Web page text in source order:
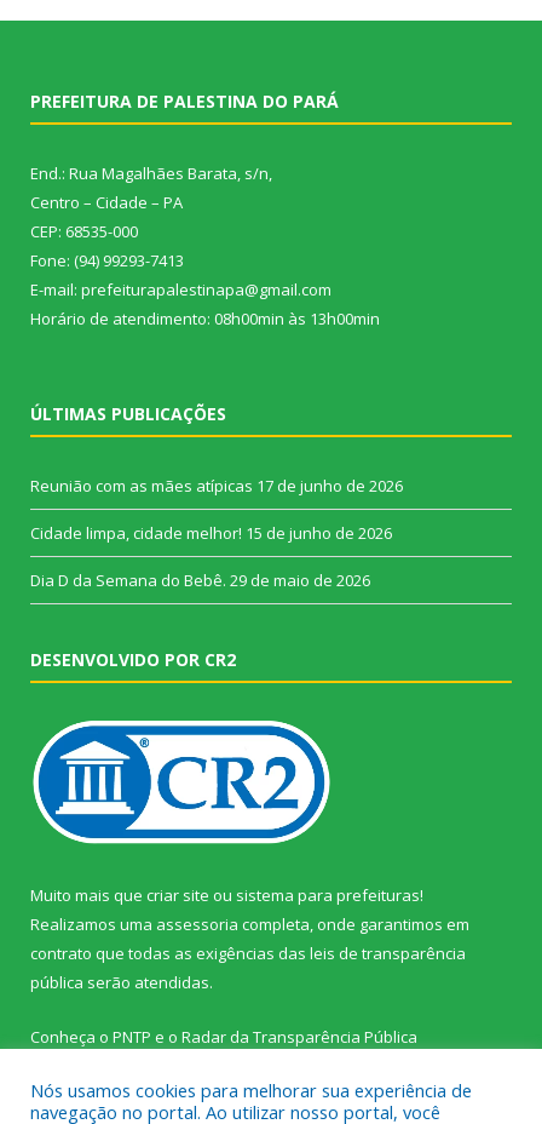
PREFEITURA DE PALESTINA DO PARÁ
End.: Rua Magalhães Barata, s/n,
Centro – Cidade – PA
CEP: 68535-000
Fone: (94) 99293-7413
E-mail: prefeiturapalestinapa@gmail.com
Horário de atendimento: 08h00min às 13h00min
ÚLTIMAS PUBLICAÇÕES
Reunião com as mães atípicas 17 de junho de 2026
Cidade limpa, cidade melhor! 15 de junho de 2026
Dia D da Semana do Bebê. 29 de maio de 2026
DESENVOLVIDO POR CR2
Muito mais que criar site ou sistema para prefeituras!
Realizamos uma assessoria completa, onde garantimos em
contrato que todas as exigências das leis de transparência
pública serão atendidas.
Conheça o PNTP e o Radar da Transparência Pública
Nós usamos cookies para melhorar sua experiência de
navegação no portal. Ao utilizar nosso portal, você